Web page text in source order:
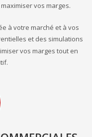
vos marges.
à votre marché et à vos
et des simulations
vos marges tout en